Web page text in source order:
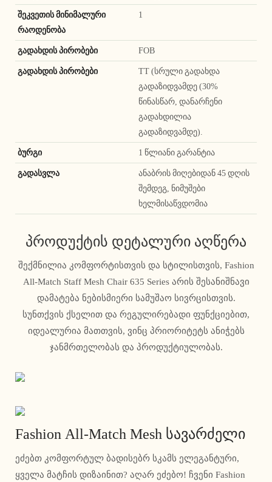
შეკვეთის მინიმალური
რაოდენობა
1
გადახდის პირობები FOB
გადახდის პირობები
TT (სრული გადახდა
გადაზიდვამდე (30%
წინასწარ, დანარჩენი
გადახდილია
გადაზიდვამდე).
ბურგი 1 წლიანი გარანტია
გადასვლა
ანაბრის მიღებიდან 45 დღის
შემდეგ, ნიმუშები
ხელმისაწვდომია
პროდუქტის დეტალური აღწერა
შექმნილია კომფორტისთვის და სტილისთვის, Fashion
All-Match Staff Mesh Chair 635 Series არის შესანიშნავი
დამატება ნებისმიერი სამუშაო სივრცისთვის.
სუნთქვის ქსელით და რეგულირებადი ფუნქციებით,
იდეალურია მათთვის, ვინც პრიორიტეტს ანიჭებს
ჯანმრთელობას და პროდუქტიულობას.
Fashion All-Match Mesh სავარძელი
ეძებთ კომფორტულ ბადისებრ სკამს ელეგანტური,
ყველა მატჩის დიზაინით? აღარ ეძებო! ჩვენი Fashion